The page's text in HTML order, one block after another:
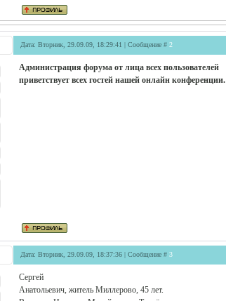
Дата: Вторник, 29.09.09, 18:29:41 | Сообщение # 2
Администрация форума от лица всех пользователей
приветствует всех гостей нашей онлайн конференции.
Дата: Вторник, 29.09.09, 18:37:36 | Сообщение # 3
Сергей
Анатольевич, житель Миллерово, 45 лет.